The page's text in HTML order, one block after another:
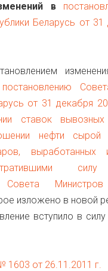
в
Беларусь от 31
постановлению
от 31 декабря
ставок
нефти сырой
силу
Совета Министров
изложено в новой
вступило в
1603 от 26.11.2011 г.